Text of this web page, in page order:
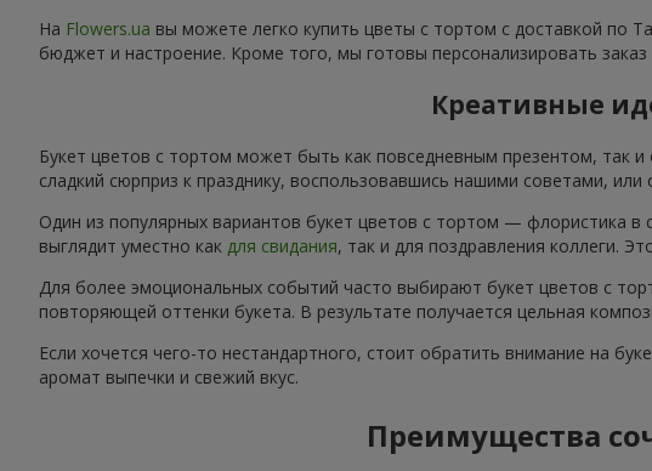
На Flowers.ua вы можете легко купить цветы с тортом с доставкой по
бюджет и настроение. Кроме того, мы готовы персонализировать
Креативные
Букет цветов с тортом может быть как повседневным презентом,
сладкий сюрприз к празднику, воспользовавшись нашими советами, или
Один из популярных вариантов букет цветов с тортом — флористика
выглядит уместно как для свидания, так и для поздравления коллеги.
Для более эмоциональных событий часто выбирают букет цветов с
повторяющей оттенки букета. В результате получается цельная
Если хочется чего-то нестандартного, стоит обратить внимание на
аромат выпечки и свежий вкус.
Преимущества